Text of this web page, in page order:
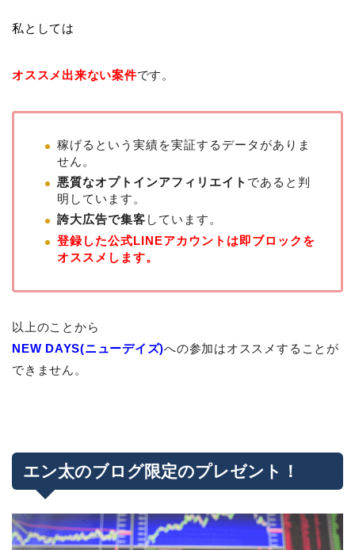
私としては
オススメ出来ない案件です。
稼げるという実績を実証するデータがありま
せん。
悪質なオプトインアフィリエイト であると判
明しています。
誇大広告で集客 しています。
登録した公式LINEアカウントは即ブロックを
オススメします。
以上のことから
NEW DAYS(ニューデイズ)への参加はオススメすることが
できません。
エン太のブログ限定のプレゼント！